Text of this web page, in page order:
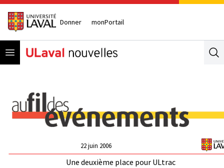
Donner monPortail
Open menu
22 juin 2006
Une deuxième place pour ULtrac